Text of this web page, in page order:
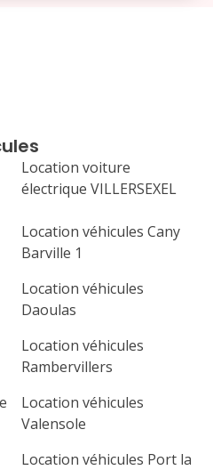
26
septembre 2026
me
3
9
16
23 24
Location véhicules Cany
Barville 1
Location véhicules
Daoulas
Location véhicules
Rambervillers
Location véhicules
Valensole
Location véhicules Port la
Location voiture
électrique VILLERSEXEL